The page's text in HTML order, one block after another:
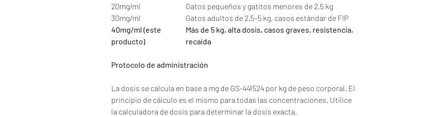
20mg/ml
Gatos pequeños y gatitos menores de 2,5 kg
30mg/ml
Gatos adultos de 2,5–5 kg, casos estándar de FIP
40mg/ml (este
producto)
Más de 5 kg, alta dosis, casos graves, resistencia,
recaída
Protocolo de administración
La dosis se calcula en base a mg de GS-441524 por kg de peso corporal. El
principio de cálculo es el mismo para todas las concentraciones. Utilice
la calculadora de dosis para determinar la dosis exacta.